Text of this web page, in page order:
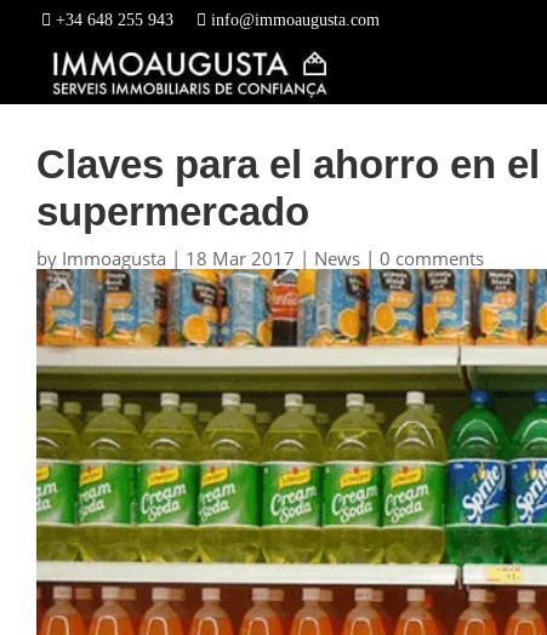
+34 648 255 943 info@immoaugusta.com
Claves para el ahorro en
supermercado
by Immoagusta | 18 Mar 2017 | News | 0 comments